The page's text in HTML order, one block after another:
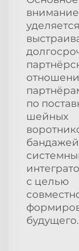
внимание
уделяется
по
шейных
с целью
будущего.